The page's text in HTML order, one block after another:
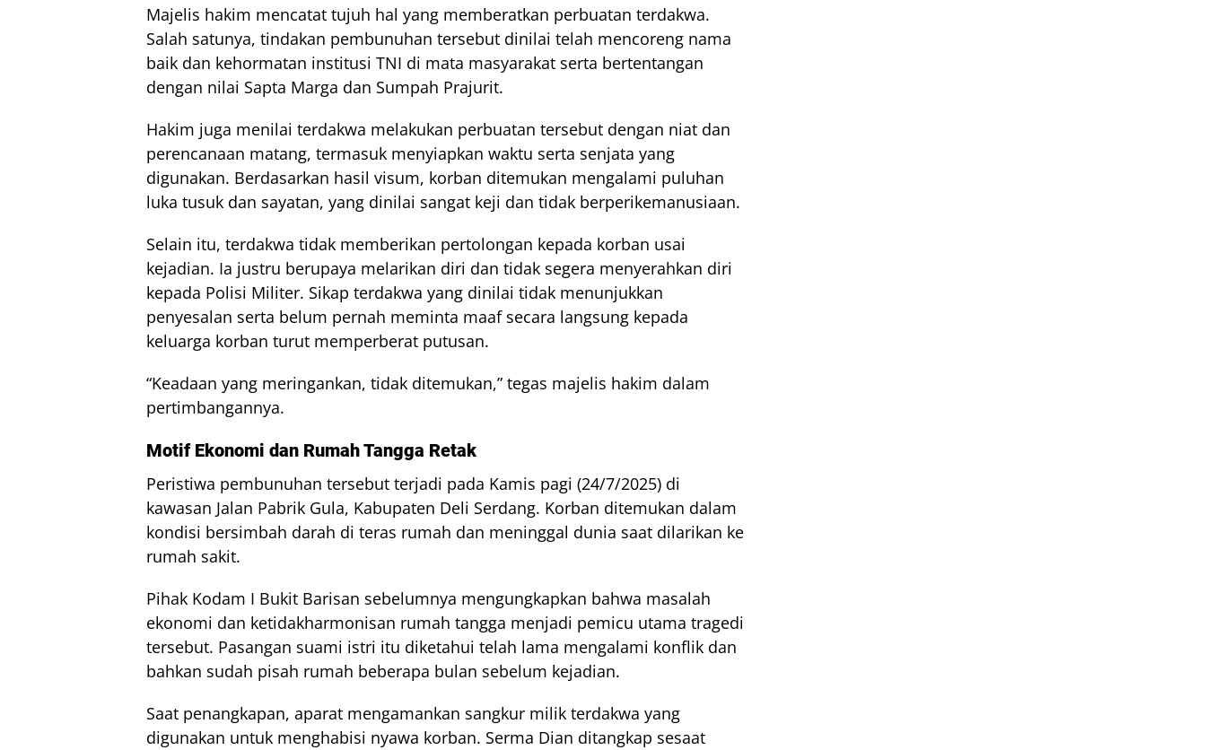
Majelis hakim mencatat tujuh hal yang memberatkan perbuatan terdakwa.
Salah satunya, tindakan pembunuhan tersebut dinilai telah mencoreng nama
baik dan kehormatan institusi TNI di mata masyarakat serta bertentangan
dengan nilai Sapta Marga dan Sumpah Prajurit.
Hakim juga menilai terdakwa melakukan perbuatan tersebut dengan niat dan
perencanaan matang, termasuk menyiapkan waktu serta senjata yang
digunakan. Berdasarkan hasil visum, korban ditemukan mengalami puluhan
luka tusuk dan sayatan, yang dinilai sangat keji dan tidak berperikemanusiaan.
Selain itu, terdakwa tidak memberikan pertolongan kepada korban usai
kejadian. Ia justru berupaya melarikan diri dan tidak segera menyerahkan diri
kepada Polisi Militer. Sikap terdakwa yang dinilai tidak menunjukkan
penyesalan serta belum pernah meminta maaf secara langsung kepada
keluarga korban turut memperberat putusan.
“Keadaan yang meringankan, tidak ditemukan,” tegas majelis hakim dalam
pertimbangannya.
Motif Ekonomi dan Rumah Tangga Retak
Peristiwa pembunuhan tersebut terjadi pada Kamis pagi (24/7/2025) di
kawasan Jalan Pabrik Gula, Kabupaten Deli Serdang. Korban ditemukan dalam
kondisi bersimbah darah di teras rumah dan meninggal dunia saat dilarikan ke
rumah sakit.
Pihak Kodam I Bukit Barisan sebelumnya mengungkapkan bahwa masalah
ekonomi dan ketidakharmonisan rumah tangga menjadi pemicu utama tragedi
tersebut. Pasangan suami istri itu diketahui telah lama mengalami konflik dan
bahkan sudah pisah rumah beberapa bulan sebelum kejadian.
Saat penangkapan, aparat mengamankan sangkur milik terdakwa yang
digunakan untuk menghabisi nyawa korban. Serma Dian ditangkap sesaat